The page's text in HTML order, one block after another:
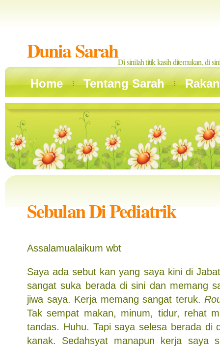
Dunia SarahDi sinilah titik kasih ditemukan, di
Home Tentang Sarah
Sebulan Di Pediatrik
Assalamualaikum wbt
Saya ada sebut kan yang saya kini di
sangat suka berada di sini dan memang
jiwa saya. Kerja memang sangat teruk.
Tak sempat makan, minum, tidur, rehat
tandas. Huhu. Tapi saya selesa berada di
kanak. Sedahsyat manapun kerja saya